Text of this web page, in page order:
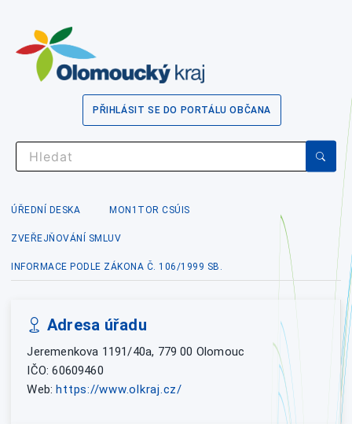
PŘIHLÁSIT SE DO PORTÁLU OBČANA
ÚŘEDNÍ DESKA MON1TOR CSÚIS
ZVEŘEJŇOVÁNÍ SMLUV
INFORMACE PODLE ZÁKONA Č. 106/1999 SB.
Adresa úřadu
Jeremenkova 1191/40a, 779 00 Olomouc
IČO: 60609460
Web: https://www.olkraj.cz/